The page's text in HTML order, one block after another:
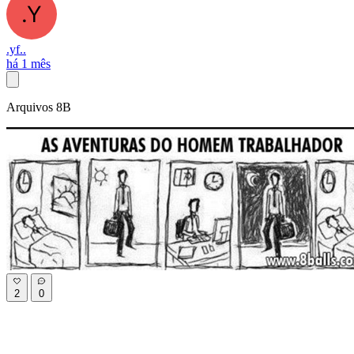
.yf..
há 1 mês
Arquivos 8B
2 0